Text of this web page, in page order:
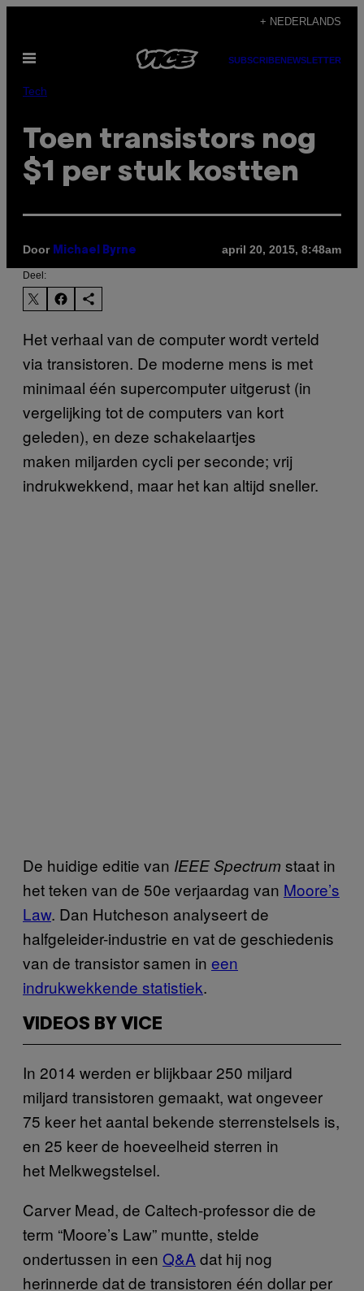
de
inhoud
+ NEDERLANDS
Open
SUBSCRIBENEWSLETTER
Tech
Toen transistors nog
$1 per stuk kostten
Door Michael Byrne april 20, 2015, 8:48am
Deel:
​Het verhaal van de computer wordt verteld
via transistoren. De moderne mens is met
minimaal één supercomputer uitgerust (in
vergelijking tot de computers van kort
geleden), en deze schakelaartjes
maken miljarden cycli per seconde; vrij
indrukwekkend, maar het kan altijd sneller.
De huidige editie van IEEE Spectrumstaat in
het teken van de 50e verjaardag van Moore’s
Law. Dan Hutcheson analyseert de
halfgeleider-industrie en vat de geschiedenis
van de transistor samen in een
indrukwekkende statistiek.
VIDEOS BY VICE
In 2014 werden er blijkbaar 250 miljard
miljard transistoren gemaakt, wat ongeveer
75 keer het aantal bekende sterrenstelsels is,
en 25 keer de hoeveelheid sterren in
het Melkwegstelsel.
Carver Mead, de Caltech-professor die de
term “Moore’s Law” muntte, stelde
ondertussen in een Q&A dat hij nog
herinnerde dat de transistoren één dollar per